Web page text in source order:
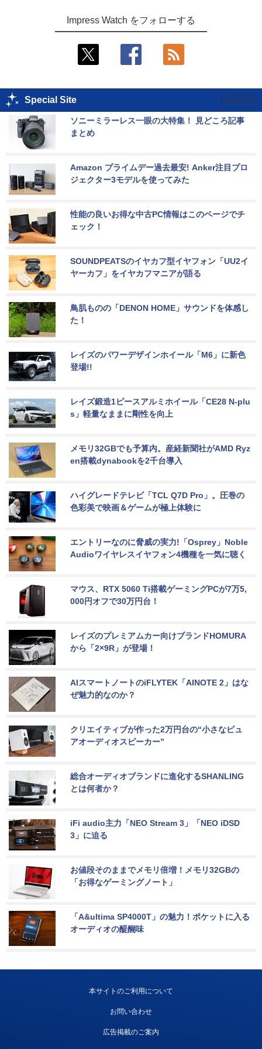
Impress Watch をフォローする
Special Site
ソニーミラーレス一眼の大特集！ 見どころ記事
まとめ
Amazon プライムデー過去最安! Anker注目プロ
ジェクター3モデルを使ってみた
性能の良いお得な中古PC情報はこのページでチ
ェック！
SOUNDPEATSのイヤカフ型イヤフォン「UU2イ
ヤーカフ」をイヤカフマニアが語る
鳥肌ものの「DENON HOME」サウンドを体感し
た！
レイズのパワーデザインホイール「M6」に新色
登場!!
レイズ鍛造1ピースアルミホイール「CE28 N-plu
s」軽量なままに剛性を向上
メモリ32GBでも予算内。産経新聞社がAMD Ryz
en搭載dynabookを2千台導入
ハイグレードテレビ「TCL Q7D Pro」。圧巻の
色彩美で映画＆ゲームが極上体験に
エントリーなのに脅威の実力!「Osprey」Noble
Audioワイヤレスイヤフォン4機種を一気に聴く
マウス、RTX 5060 Ti搭載ゲーミングPCが7万5,
000円オフで30万円台！
レイズのプレミアムカー向けブランドHOMURA
から「2×9R」が登場！
AIスマートノートのiFLYTEK「AINOTE 2」はな
ぜ魅力的なのか？
クリエイティブが作った2万円台の“小さなピュ
アオーディオスピーカー”
総合オーディオブランドに進化するSHANLING
とは何者か？
iFi audio主力「NEO Stream 3」「NEO iDSD
3」に迫る
お値段そのままでメモリ倍増！メモリ32GBの
「お得なゲーミングノート」
「A&ultima SP4000T」の魅力！ポケットに入る
オーディオの醍醐味
本サイトのご利用について
お問い合わせ
広告掲載のご案内